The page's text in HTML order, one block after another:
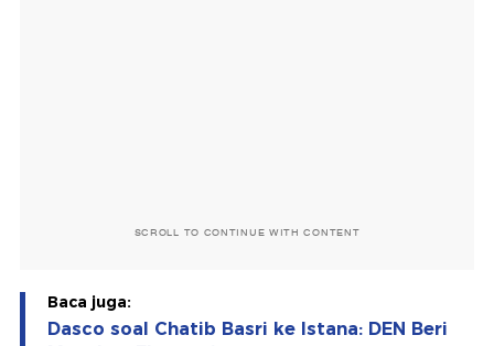
SCROLL TO CONTINUE WITH CONTENT
Baca juga:
Dasco soal Chatib Basri ke Istana: DEN Beri